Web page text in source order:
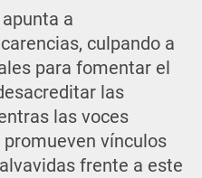
a
culpando a
para fomentar el
las
las voces
vínculos
frente a este